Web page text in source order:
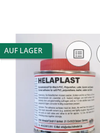
AUF LAGER